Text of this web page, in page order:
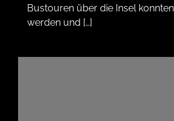
Bustouren über die Insel
werden und […]